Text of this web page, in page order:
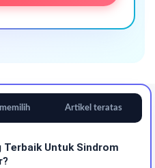
Artikel teratas
Terbaik Untuk Sindrom